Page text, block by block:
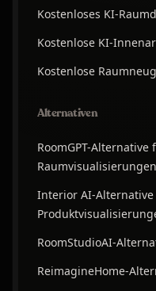
Kostenloses KI-
Kostenlose KI-
Kostenlose
Alternativen
RoomGPT-
Raumvisualisierungen
Interior AI-
RoomStudioAI-
ReimagineHome-